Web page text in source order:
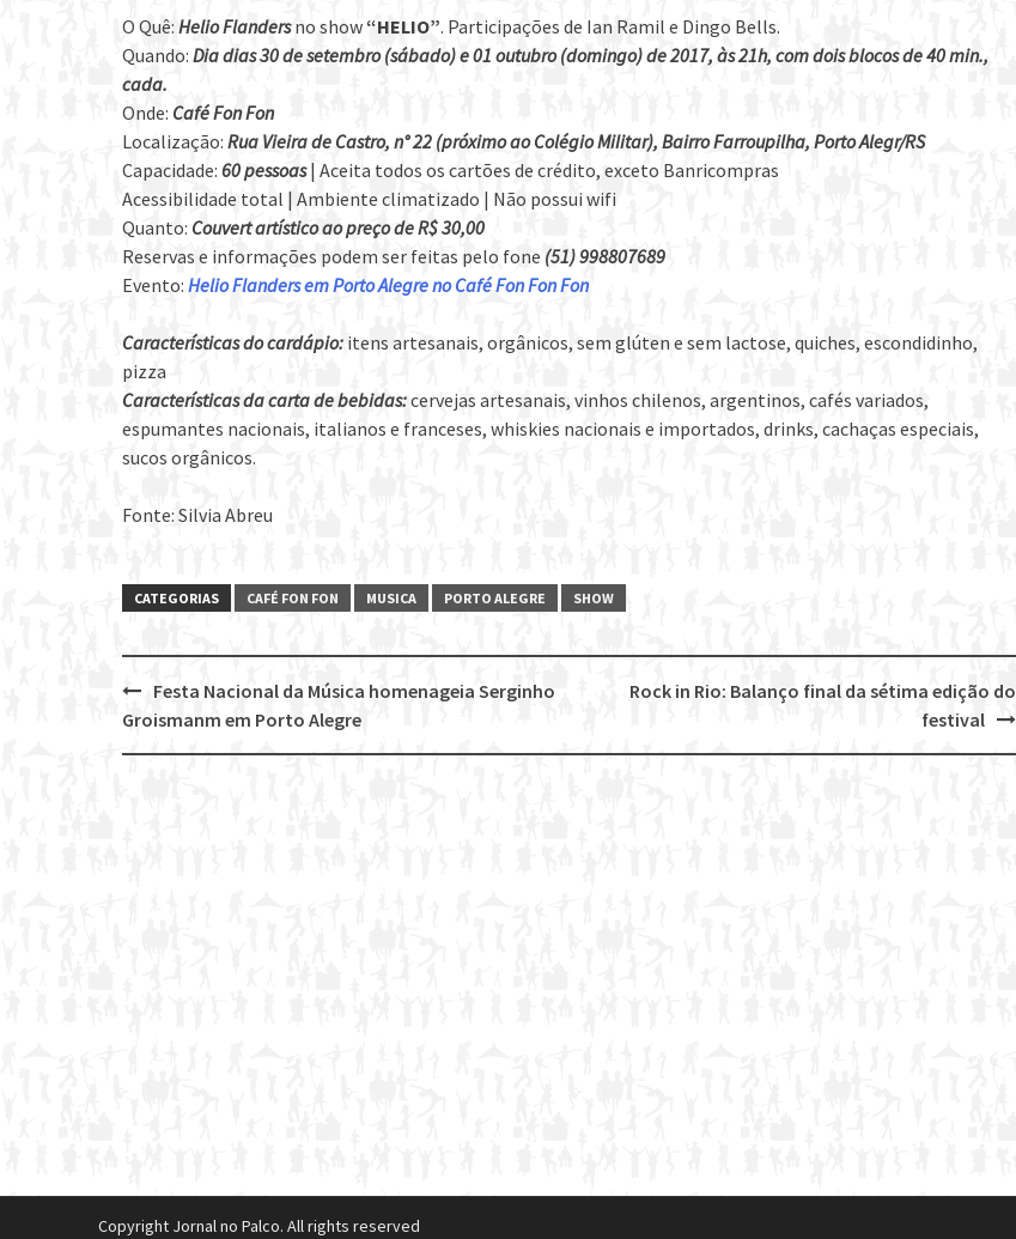
O Quê: Helio Flandersno show “HELIO”. Participações de Ian Ramil e Dingo Bells.
Quando: Dia dias 30 de setembro (sábado) e 01 outubro (domingo) de 2017, às 21h, com dois blocos de 40 min.,
cada.
Onde: Café Fon Fon
Localização: Rua Vieira de Castro, n° 22 (próximo ao Colégio MiIitar), Bairro Farroupilha, Porto Alegr/RS
Capacidade: 60 pessoas| Aceita todos os cartões de crédito, exceto Banricompras
Acessibilidade total | Ambiente climatizado | Não possui wifi
Quanto: Couvert artístico ao preço de R$ 30,00
Reservas e informações podem ser feitas pelo fone (51) 998807689
Evento: Helio Flanders em Porto Alegre no Café Fon Fon Fon
Características do cardápio: itens artesanais, orgânicos, sem glúten e sem lactose, quiches, escondidinho,
pizza
Características da carta de bebidas:cervejas artesanais, vinhos chilenos, argentinos, cafés variados,
espumantes nacionais, italianos e franceses, whiskies nacionais e importados, drinks, cachaças especiais,
sucos orgânicos.
Fonte: Silvia Abreu
CATEGORIAS CAFÉ FON FON MUSICA PORTO ALEGRE SHOW
Post
navigation
Rock in Rio: Balanço final da sétima edição do
festival
Festa Nacional da Música homenageia Serginho
Groismanm em Porto Alegre
Copyright Jornal no Palco. All rights reserved